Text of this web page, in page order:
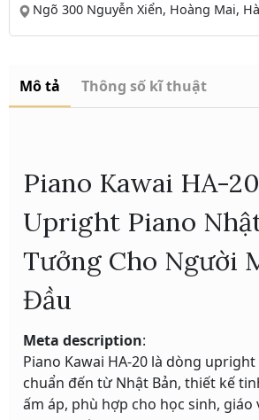
Ngõ 300 Nguyễn Xiển, Hoàng Mai,
Mô tả Thông số kĩ thuật
Piano Kawai HA-
Upright Piano
Tưởng Cho Người
Đầu
Meta description:
Piano Kawai HA-20 là dòng
chuẩn đến từ Nhật Bản, thiết kế
ấm áp, phù hợp cho học sinh, giáo